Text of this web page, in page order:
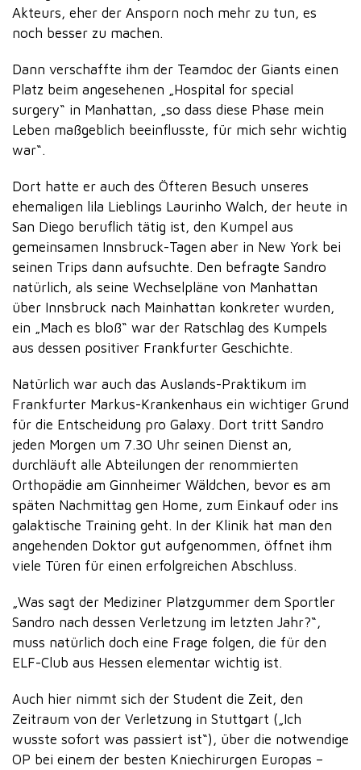
Akteurs, eher der Ansporn noch mehr zu tun, es
noch besser zu machen.
Dann verschaffte ihm der Teamdoc der Giants einen
Platz beim angesehenen „Hospital for special
surgery“ in Manhattan, „so dass diese Phase mein
Leben maßgeblich beeinflusste, für mich sehr wichtig
war“.
Dort hatte er auch des Öfteren Besuch unseres
ehemaligen lila Lieblings Laurinho Walch, der heute in
San Diego beruflich tätig ist, den Kumpel aus
gemeinsamen Innsbruck-Tagen aber in New York bei
seinen Trips dann aufsuchte. Den befragte Sandro
natürlich, als seine Wechselpläne von Manhattan
über Innsbruck nach Mainhattan konkreter wurden,
ein „Mach es bloß“ war der Ratschlag des Kumpels
aus dessen positiver Frankfurter Geschichte.
Natürlich war auch das Auslands-Praktikum im
Frankfurter Markus-Krankenhaus ein wichtiger Grund
für die Entscheidung pro Galaxy. Dort tritt Sandro
jeden Morgen um 7.30 Uhr seinen Dienst an,
durchläuft alle Abteilungen der renommierten
Orthopädie am Ginnheimer Wäldchen, bevor es am
späten Nachmittag gen Home, zum Einkauf oder ins
galaktische Training geht. In der Klinik hat man den
angehenden Doktor gut aufgenommen, öffnet ihm
viele Türen für einen erfolgreichen Abschluss.
„Was sagt der Mediziner Platzgummer dem Sportler
Sandro nach dessen Verletzung im letzten Jahr?“,
muss natürlich doch eine Frage folgen, die für den
ELF-Club aus Hessen elementar wichtig ist.
Auch hier nimmt sich der Student die Zeit, den
Zeitraum von der Verletzung in Stuttgart („Ich
wusste sofort was passiert ist“), über die notwendige
OP bei einem der besten Kniechirurgen Europas –